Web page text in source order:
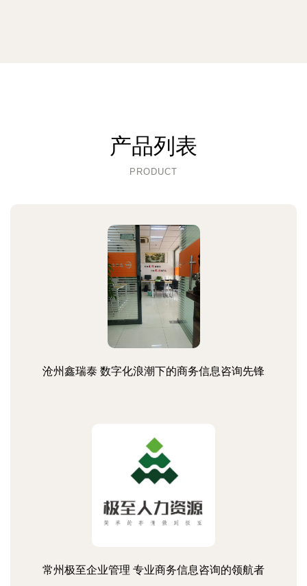
产品列表
PRODUCT
沧州鑫瑞泰 数字化浪潮下的商务信息咨询先锋
常州极至企业管理 专业商务信息咨询的领航者